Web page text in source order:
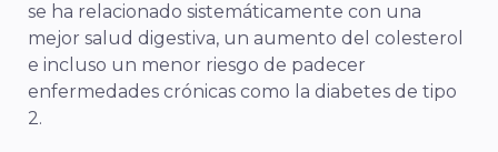
se ha relacionado sistemáticamente con una
mejor salud digestiva, un aumento del colesterol
e incluso un menor riesgo de padecer
enfermedades crónicas como la diabetes de tipo
2.